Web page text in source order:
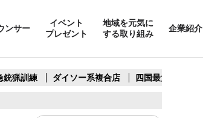
ンサー
イベント
プレゼント
地域を元気に
する取り組み
企業紹介
銃猟訓練 ダイソー系複合店 四国最大スリコ